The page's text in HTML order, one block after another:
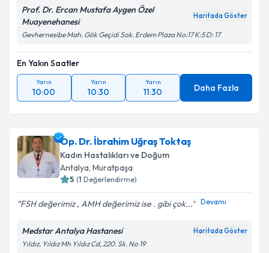
Prof. Dr. Ercan Mustafa Aygen Özel
Muayenehanesi
Haritada Göster
Gevhernesibe Mah. Gök Geçidi Sok. Erdem Plaza No:17 K:5 D: 17
En Yakın Saatler
Yarın
10:00
Yarın
10:30
Yarın
11:30 Daha Fazla
Op. Dr. İbrahim Uğraş Toktaş
Kadın Hastalıkları ve Doğum
Antalya, Muratpaşa
5 (1 Değerlendirme)
FSH değerimiz , AMH değerimiz ise . gibi çok... Devamı
Medstar Antalya Hastanesi Haritada Göster
Yıldız, Yıldız Mh Yıldız Cd, 220. Sk. No 19